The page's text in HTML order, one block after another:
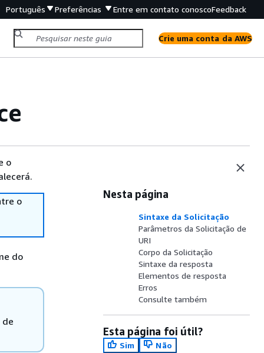
Português Preferências Entre em contato conoscoFeedback
Crie uma conta da AWS
o
o
do
de
Nesta página
Sintaxe da Solicitação
Parâmetros da Solicitação de
URI
Corpo da Solicitação
Sintaxe da resposta
Elementos de resposta
Erros
Consulte também
Esta página foi útil?
Sim
Não